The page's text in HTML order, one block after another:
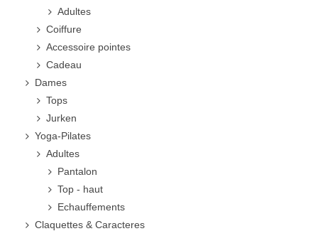
Adultes
Coiffure
Accessoire pointes
Cadeau
Dames
Tops
Jurken
Yoga-Pilates
Adultes
Pantalon
Top - haut
Echauffements
Claquettes & Caracteres